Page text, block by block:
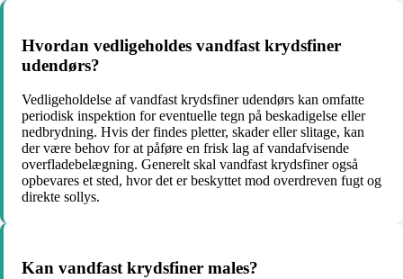
Hvordan vedligeholdes vandfast krydsfiner
udendørs?
Vedligeholdelse af vandfast krydsfiner udendørs kan omfatte
periodisk inspektion for eventuelle tegn på beskadigelse eller
nedbrydning. Hvis der findes pletter, skader eller slitage, kan
der være behov for at påføre en frisk lag af vandafvisende
overfladebelægning. Generelt skal vandfast krydsfiner også
opbevares et sted, hvor det er beskyttet mod overdreven fugt og
direkte sollys.
Kan vandfast krydsfiner males?